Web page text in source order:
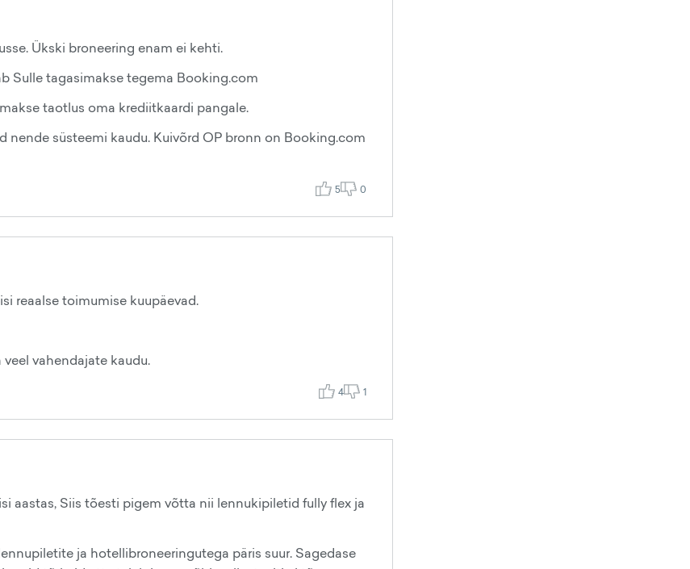
Ükski broneering enam ei kehti.
Sulle tagasimakse tegema Booking.com
taotlus oma krediitkaardi pangale.
nende süsteemi kaudu. Kuivõrd OP bronn on Booking.com
5 0
reaalse toimumise kuupäevad.
vahendajate kaudu.
4 1
aastas, Siis tõesti pigem võtta nii lennukipiletid fully flex ja
ja hotellibroneeringutega päris suur. Sagedase